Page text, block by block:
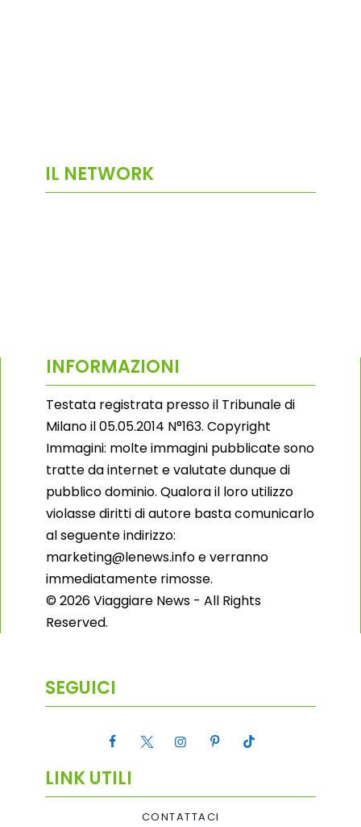
IL NETWORK
INFORMAZIONI
Testata registrata presso il Tribunale di
Milano il 05.05.2014 N°163. Copyright
Immagini: molte immagini pubblicate sono
tratte da internet e valutate dunque di
pubblico dominio. Qualora il loro utilizzo
violasse diritti di autore basta comunicarlo
al seguente indirizzo:
marketing@lenews.info e verranno
immediatamente rimosse.
© 2026 Viaggiare News - All Rights
Reserved.
SEGUICI
LINK UTILI
CONTATTACI